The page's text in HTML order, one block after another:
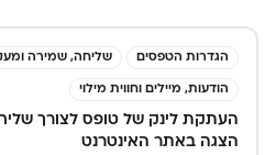
הגדרות הטפסים שליחה, שמירה
הודעות, מיילים וחווית מילוי
הצגה באתר האינטרנט